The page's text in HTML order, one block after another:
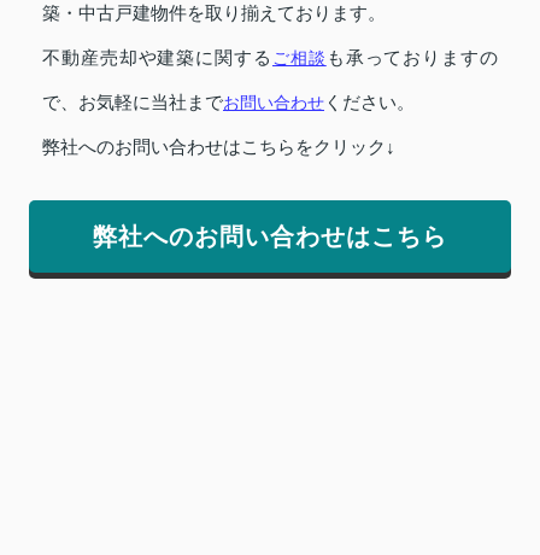
築・中古戸建物件を取り揃えております。
不動産売却や建築に関する ご相談 も承っておりますの
で、お気軽に当社までお問い合わせ ください。
弊社へのお問い合わせはこちらをクリック↓
弊社へのお問い合わせはこちら